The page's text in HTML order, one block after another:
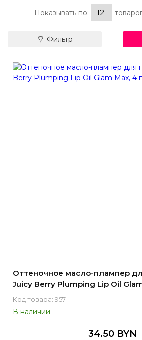
Показывать по:
Фильтр
Оттеночное масло-плампер
Juicy Berry Plumping Lip Oil
Код товара: 957
В наличии
34.50 BYN